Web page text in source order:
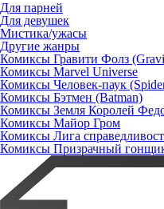
Для парней
Для девушек
Мистика/ужасы
Другие жанры
Комиксы Гравити Фолз
Комиксы Marvel Universe
Комиксы Человек-паук
Комиксы Бэтмен (Batman)
Комиксы Земля Королей
Комиксы Майор Гром
Комиксы Лига
Комиксы Призрачный